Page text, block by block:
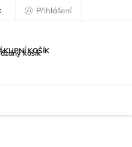
Přihlášení
KOŠÍK
košík